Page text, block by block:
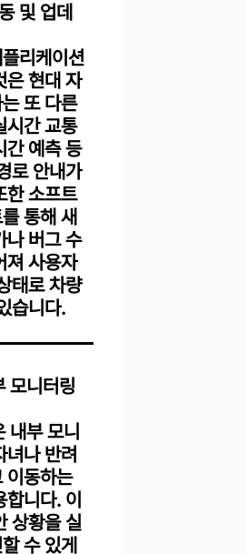
및 업데
리케이션
은 현대 자
또 다른
시간 교통
간 예측 등
로 안내가
한 소프트
통해 새
나 버그 수
져 사용자
태로 차량
습니다.
모니터링
부 모니
녀나 반려
이동하는
니다. 이
상황을 실
수 있게